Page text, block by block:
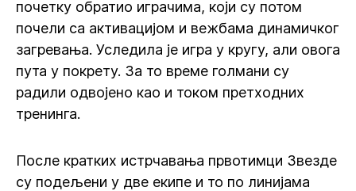
почетку обратио играчима, који су потом
почели са активацијом и вежбама динамичког
загревања. Уследила је игра у кругу, али овога
пута у покрету. За то време голмани су
радили одвојено као и током претходних
тренинга.
После кратких истрчавања првотимци Звезде
су подељени у две екипе и то по линијама